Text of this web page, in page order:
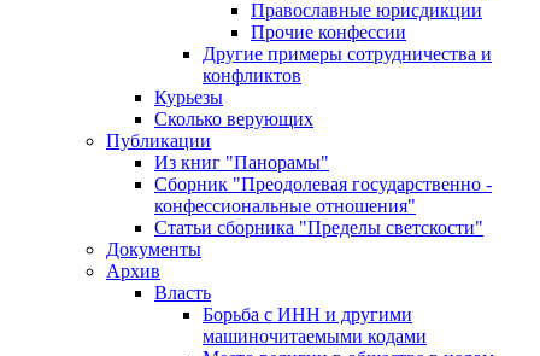
Православные юрисдикции
Прочие конфессии
Другие примеры сотрудничества и
конфликтов
Курьезы
Сколько верующих
Публикации
Из книг "Панорамы"
Сборник "Преодолевая государственно -
конфессиональные отношения"
Статьи сборника "Пределы светскости"
Документы
Архив
Власть
Борьба с ИНН и другими
машиночитаемыми кодами